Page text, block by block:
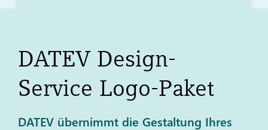
DATEVDesign-
Service Logo-Paket
DATEV übernimmt die Gestaltung Ihres